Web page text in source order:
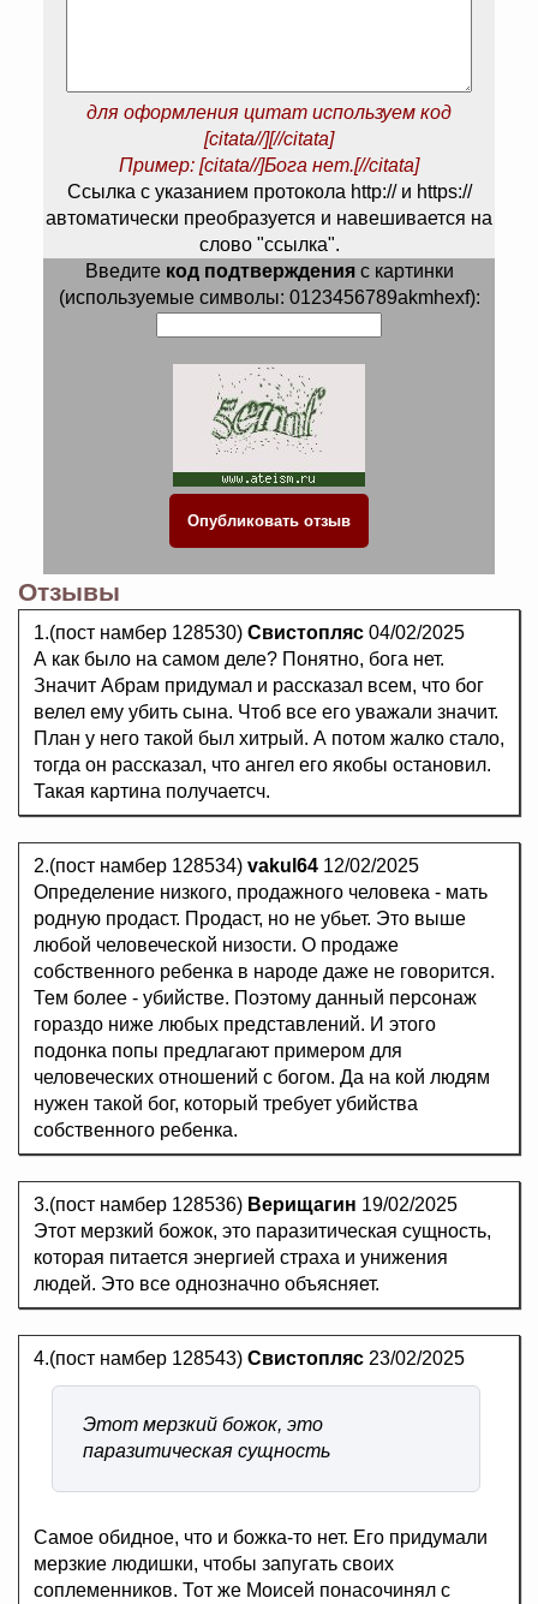
для оформления цитат используем код
[citata//][//citata]
Пример: [citata//]Бога нет.[//citata]
Ссылка с указанием протокола http:// и https://
автоматически преобразуется и навешивается на
слово "ссылка".
Введите код подтвержденияс картинки
(используемые символы: 0123456789akmhexf):
Отзывы
1.(пост намбер 128530) Свистопляс 04/02/2025
А как было на самом деле? Понятно, бога нет.
Значит Абрам придумал и рассказал всем, что бог
велел ему убить сына. Чтоб все его уважали значит.
План у него такой был хитрый. А потом жалко стало,
тогда он рассказал, что ангел его якобы остановил.
Такая картина получаетсч.
2.(пост намбер 128534) vakul64 12/02/2025
Определение низкого, продажного человека - мать
родную продаст. Продаст, но не убьет. Это выше
любой человеческой низости. О продаже
собственного ребенка в народе даже не говорится.
Тем более - убийстве. Поэтому данный персонаж
гораздо ниже любых представлений. И этого
подонка попы предлагают примером для
человеческих отношений с богом. Да на кой людям
нужен такой бог, который требует убийства
собственного ребенка.
3.(пост намбер 128536) Верищагин 19/02/2025
Этот мерзкий божок, это паразитическая сущность,
которая питается энергией страха и унижения
людей. Это все однозначно объясняет.
4.(пост намбер 128543) Свистопляс 23/02/2025
Этот мерзкий божок, это
паразитическая сущность
Самое обидное, что и божка-то нет. Его придумали
мерзкие людишки, чтобы запугать своих
соплеменников. Тот же Моисей понасочинял с